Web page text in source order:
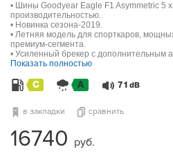
• Шины Goodyear Eagle F1 Asymmetric 5
производительностью.
• Новинка сезона-2019.
• Летняя модель для спорткаров,
премиум-сегмента.
• Усиленный брекер с дополнительным
Показать полностью
C A 71 dB
в закладки сравнить
16740 руб.